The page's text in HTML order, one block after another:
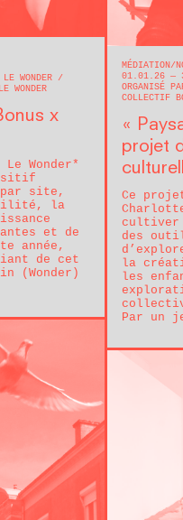
WONDER
WONDER
x
Wonder*
par site,
la
et de
année,
de cet
(Wonder)
MÉDIATION
01.01.26 —
ORGANISÉ
COLLECTIF
«
projet
Ce
cultiver
des
la
les
Par un